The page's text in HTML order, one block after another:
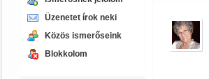
Üzenetet írok neki
Közös ismerőseink
Blokkolom